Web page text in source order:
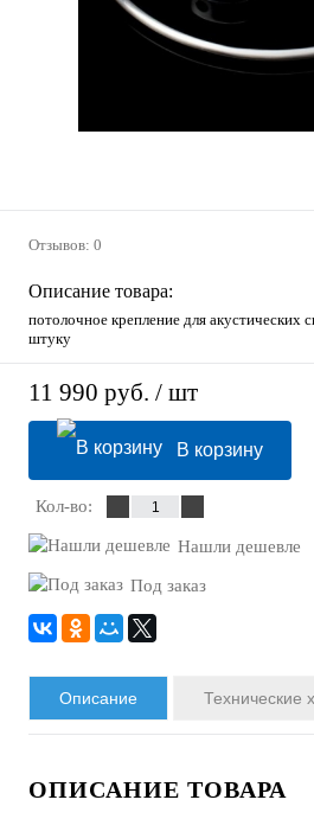
Отзывов: 0
Описание товара:
потолочное крепление для акустических
штуку
11 990 руб. / шт
В корзину
Кол-во:
Нашли дешевле
Под заказ
Описание Технические
ОПИСАНИЕ ТОВАРА